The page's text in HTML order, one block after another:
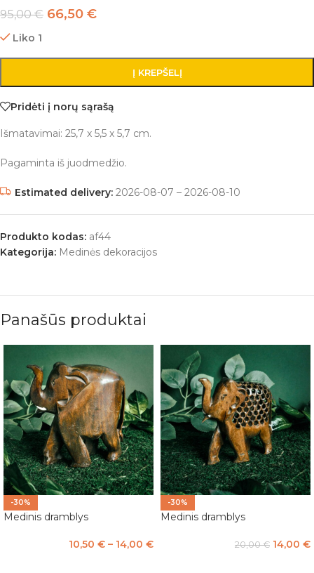
95,00€ 66,50 €
Liko 1
Į KREPŠELĮ
Pridėti į norų sąrašą
Išmatavimai: 25,7 x 5,5 x 5,7 cm.
Pagaminta iš juodmedžio.
Estimated delivery: 2026-08-07 – 2026-08-10
Produkto kodas: af44
Kategorija: Medinės dekoracijos
Panašūs produktai
-30%
Medinis dramblys
10,50 € – 14,00 €
-30%
Medinis dramblys
20,00€ 14,00 €